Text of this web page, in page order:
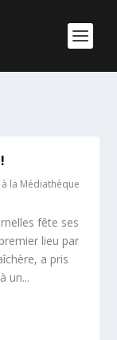
la Médiathèque
fête ses
lieu par
a pris
un...